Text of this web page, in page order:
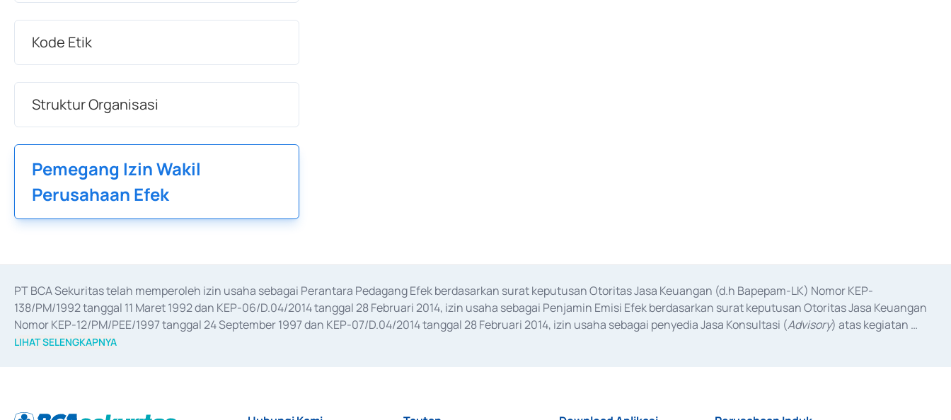
Kode Etik
Struktur Organisasi
Pemegang Izin Wakil
Perusahaan Efek
PT BCA Sekuritas telah memperoleh izin usaha sebagai Perantara Pedagang Efek berdasarkan surat keputusan Otoritas Jasa Keuangan (d.h Bapepam-LK) Nomor KEP-
138/PM/1992 tanggal 11 Maret 1992 dan KEP-06/D.04/2014 tanggal 28 Februari 2014, izin usaha sebagai Penjamin Emisi Efek berdasarkan surat keputusan Otoritas Jasa Keuangan
Nomor KEP-12/PM/PEE/1997 tanggal 24 September 1997 dan KEP-07/D.04/2014 tanggal 28 Februari 2014, izin usaha sebagai penyedia Jasa Konsultasi (Advisory) atas kegiatan
merger, akuisisi, divestasi, dan
LIHAT SELENGKAPNYA